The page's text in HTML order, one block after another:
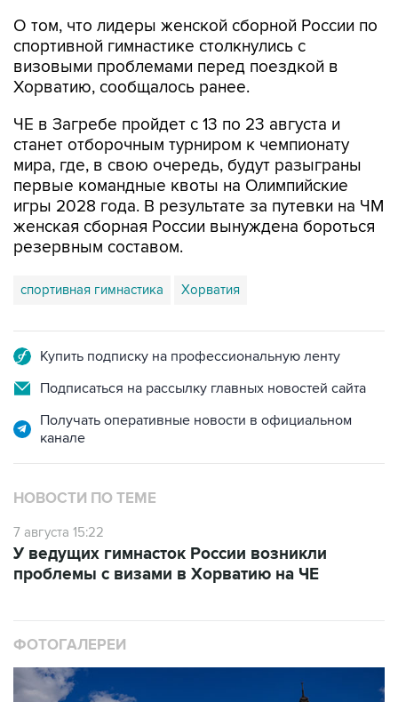
О том, что лидеры женской сборной России по
спортивной гимнастике столкнулись с
визовыми проблемами перед поездкой в
Хорватию, сообщалось ранее.
ЧЕ в Загребе пройдет с 13 по 23 августа и
станет отборочным турниром к чемпионату
мира, где, в свою очередь, будут разыграны
первые командные квоты на Олимпийские
игры 2028 года. В результате за путевки на ЧМ
женская сборная России вынуждена бороться
резервным составом.
спортивная гимнастика Хорватия
Купить подписку на профессиональную ленту
Подписаться на рассылку главных новостей сайта
Получать оперативные новости в официальном
канале
НОВОСТИ ПО ТЕМЕ
7 августа 15:22
У ведущих гимнасток России возникли
проблемы с визами в Хорватию на ЧЕ
ФОТОГАЛЕРЕИ